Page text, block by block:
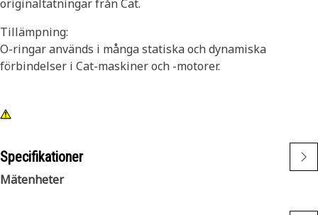
originaltätningar från Cat.
Tillämpning:
O-ringar används i många statiska och dynamiska
förbindelser i Cat-maskiner och -motorer.
Specifikationer
Mätenheter